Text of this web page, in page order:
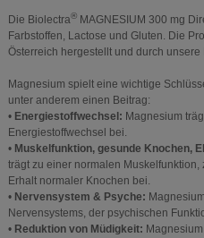
Die Biolectra®MAGNESIUM 300 mg
Farbstoffen, Lactose und Gluten. Die
Österreich hergestellt und durch unsere
Magnesium spielt eine wichtige
unter anderem einen Beitrag:
• Energiestoffwechsel: Magnesium
Energiestoffwechsel bei.
• Muskelfunktion, gesunde Knochen,
trägt zu einer normalen
Erhalt normaler Knochen bei.
• Nervensystem & Psyche:
Nervensystems, der psychischen
• Reduktion von Müdigkeit: